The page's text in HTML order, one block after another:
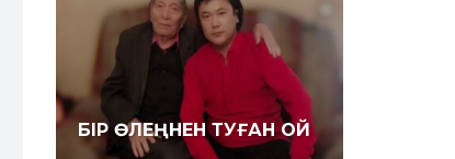
БІР ӨЛЕҢНЕН ТУҒАН ОЙ